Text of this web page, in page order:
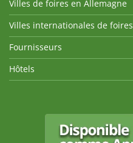
Villes de foires en Allemagne
Villes internationales de foires
Fournisseurs
Hôtels